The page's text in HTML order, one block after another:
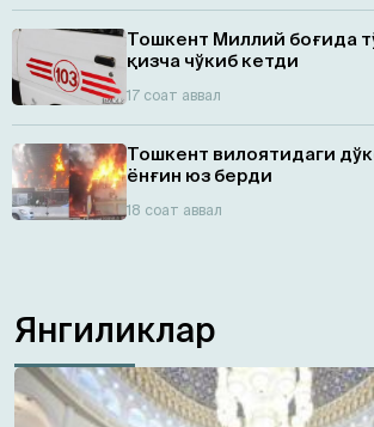
Тошкент Миллий боғида
қизча чўкиб кетди
17 соат аввал
Тошкент вилоятидаги
ёнғин юз берди
18 соат аввал
Янгиликлар